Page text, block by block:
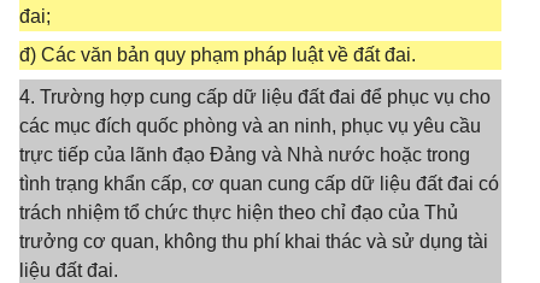
đai;
đ) Các văn bản quy phạm pháp luật về đất đai.
4. Trường hợp cung cấp dữ liệu đất đai để phục vụ cho
các mục đích quốc phòng và an ninh, phục vụ yêu cầu
trực tiếp của lãnh đạo Đảng và Nhà nước hoặc trong
tình trạng khẩn cấp, cơ quan cung cấp dữ liệu đất đai có
trách nhiệm tổ chức thực hiện theo chỉ đạo của Thủ
trưởng cơ quan, không thu phí khai thác và sử dụng tài
liệu đất đai.